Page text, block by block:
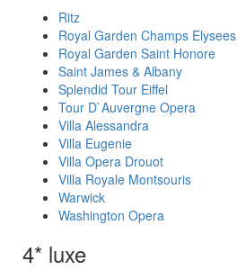
Ritz
Royal Garden Champs Elysees
Royal Garden Saint Honore
Saint James & Albany
Splendid Tour Eiffel
Tour D`Auvergne Opera
Villa Alessandra
Villa Eugenie
Villa Opera Drouot
Villa Royale Montsouris
Warwick
Washington Opera
4* luxe